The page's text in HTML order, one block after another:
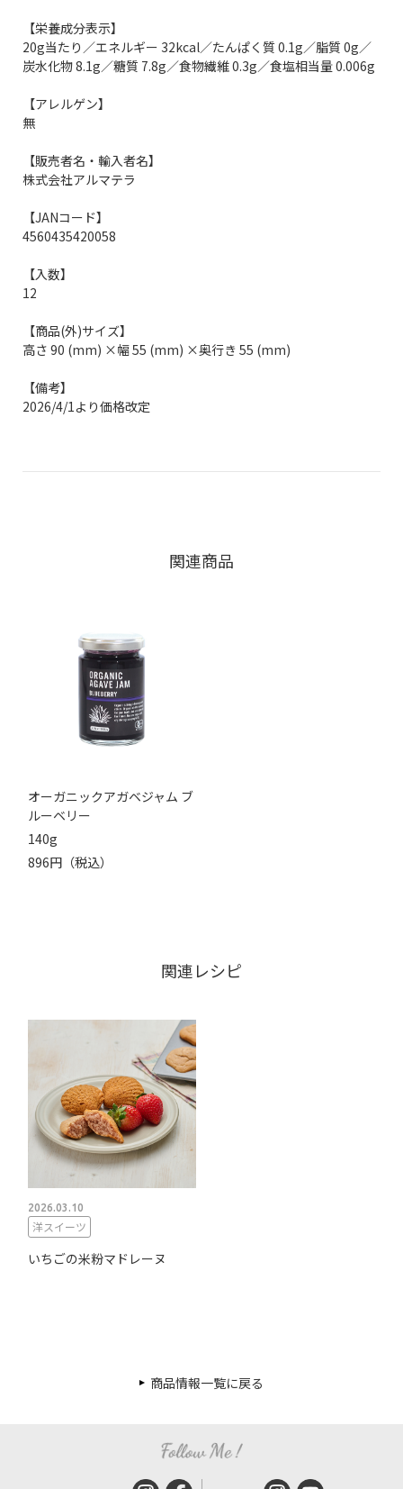
【栄養成分表示】
20g当たり／エネルギー 32kcal／たんぱく質 0.1g／脂質 0g／
炭水化物 8.1g／糖質 7.8g／食物繊維 0.3g／食塩相当量 0.006g
【アレルゲン】
無
【販売者名・輸入者名】
株式会社アルマテラ
【JANコード】
4560435420058
【入数】
12
【商品(外)サイズ】
高さ 90 (mm) ×幅 55 (mm) ×奥行き 55 (mm)
【備考】
2026/4/1より価格改定
関連商品
オーガニックアガベジャム ブ
ルーベリー
140g
896円（税込）
関連レシピ
2026.03.10
洋スイーツ
いちごの米粉マドレーヌ
商品情報一覧に戻る